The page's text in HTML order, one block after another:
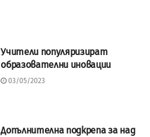
Учители популяризират
образователни иновации
03/05/2023
Допълнителна подкрепа за над